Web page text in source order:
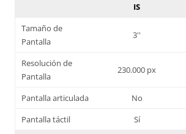
IS
Tamaño de
Pantalla
3''
Resolución de
Pantalla
230.000 px
Pantalla articulada No
Pantalla táctil
Sí